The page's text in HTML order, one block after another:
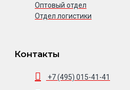
Оптовый отдел
Отдел логистики
Контакты
+7 (495) 015-41-41